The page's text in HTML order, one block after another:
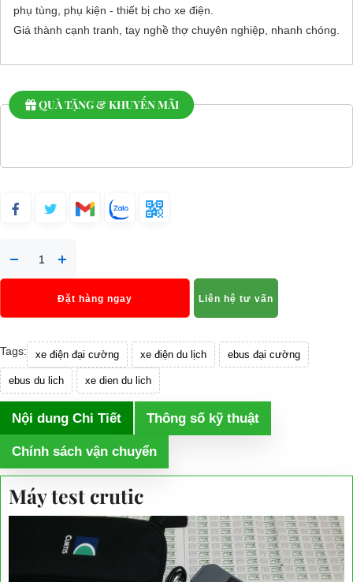
phụ tùng, phụ kiện - thiết bị cho xe điện.
Giá thành cạnh tranh, tay nghề thợ chuyên nghiệp, nhanh chóng.
QUÀ TẶNG & KHUYẾN MÃI
Đặt hàng ngay Liên hệ tư vấn
Tags: xe điện đại cường xe điện du lịch ebus đại cường
ebus du lich xe dien du lich
Nội dung Chi Tiết Thông số kỹ thuật
Chính sách vận chuyển
Máy test crutic